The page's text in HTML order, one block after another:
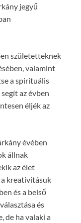
jegyű
születetteknek
valamint
a spirituális
az évben
éljék az
évében
állnak
az élet
kreativitásuk
és a belső
és
de ha valaki a